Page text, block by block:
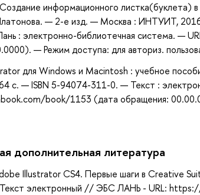
информационного листка(буклета)
— 2-е изд. — Москва : ИНТУИТ,
: электронно-библиотечная система. —
— Режим доступа: для авториз.
для Windows и Macintosh : учебное
с. — ISBN 5-94074-311-0. — Текст :
book/1153 (дата обращения:
дополнительная литература
Illustrator СS4. Первые шаги в Creative
электронный // ЭБС ЛАНЬ - URL: